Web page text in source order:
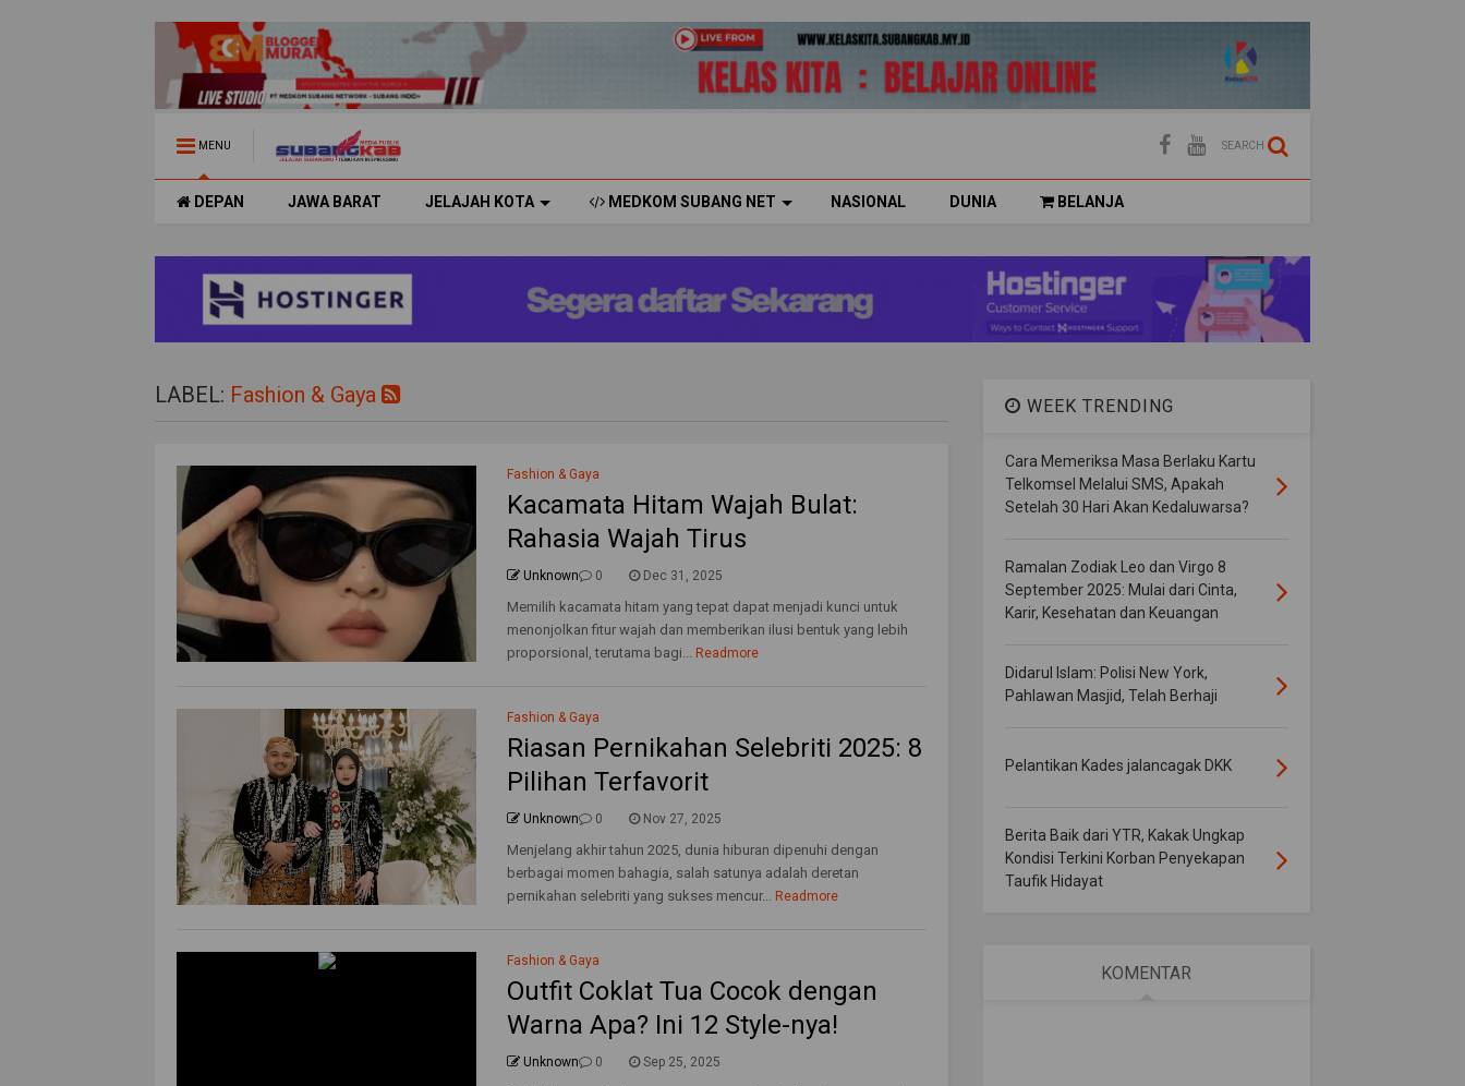
MENU SEARCH
DEPAN JAWA BARAT JELAJAH KOTA MEDKOM SUBANG NET NASIONAL DUNIA BELANJA
LABEL: Fashion & Gaya
Fashion & Gaya
Kacamata Hitam Wajah Bulat:
Rahasia Wajah Tirus
Unknown 0 Dec 31, 2025
Memilih kacamata hitam yang tepat dapat menjadi kunci untuk
menonjolkan fitur wajah dan memberikan ilusi bentuk yang lebih
proporsional, terutama bagi... Readmore
Fashion & Gaya
Riasan Pernikahan Selebriti 2025: 8
Pilihan Terfavorit
Unknown 0 Nov 27, 2025
Menjelang akhir tahun 2025, dunia hiburan dipenuhi dengan
berbagai momen bahagia, salah satunya adalah deretan
pernikahan selebriti yang sukses mencur... Readmore
Fashion & Gaya
Outfit Coklat Tua Cocok dengan
Warna Apa? Ini 12 Style-nya!
Unknown 0 Sep 25, 2025
WEEK TRENDING
Cara Memeriksa Masa Berlaku Kartu
Telkomsel Melalui SMS, Apakah
Setelah 30 Hari Akan Kedaluwarsa?
Ramalan Zodiak Leo dan Virgo 8
September 2025: Mulai dari Cinta,
Karir, Kesehatan dan Keuangan
Didarul Islam: Polisi New York,
Pahlawan Masjid, Telah Berhaji
Pelantikan Kades jalancagak DKK
Berita Baik dari YTR, Kakak Ungkap
Kondisi Terkini Korban Penyekapan
Taufik Hidayat
KOMENTAR